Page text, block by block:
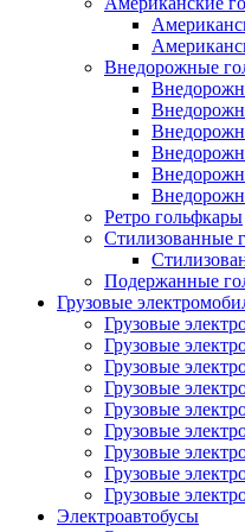
Внедорожные
Ретро гольфкары
Стилизованные
Подержанные
Грузовые
Грузовые
Грузовые
Грузовые
Грузовые
Грузовые
Грузовые
Грузовые
Грузовые
Грузовые
Электроавтобусы